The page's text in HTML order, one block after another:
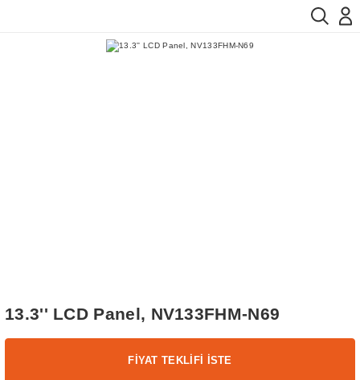
13.3'' LCD Panel, NV133FHM-N69
FİYAT TEKLİFİ İSTE